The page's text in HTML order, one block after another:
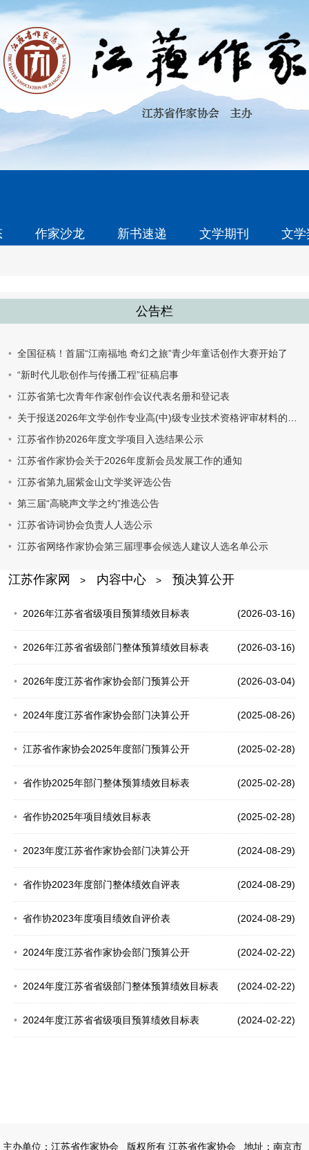
作家沙龙 新书速递 文学期刊 文
公告栏
全国征稿！首届“江南福地 奇幻之旅”青少年童话创作大赛开始了
“新时代儿歌创作与传播工程”征稿启事
江苏省第七次青年作家创作会议代表名册和登记表
关于报送2026年文学创作专业高(中)级专业技术资格评审材料的通知
江苏省作协2026年度文学项目入选结果公示
江苏省作家协会关于2026年度新会员发展工作的通知
江苏省第九届紫金山文学奖评选公告
第三届“高晓声文学之约”推选公告
江苏省诗词协会负责人人选公示
江苏省网络作家协会第三届理事会候选人建议人选名单公示
江苏作家网 > 内容中心 > 预决算公开
(2026-03-16)
2026年江苏省省级项目预算绩效目标表
(2026-03-16)
2026年江苏省省级部门整体预算绩效目标表
(2026-03-04)
2026年度江苏省作家协会部门预算公开
(2025-08-26)
2024年度江苏省作家协会部门决算公开
(2025-02-28)
江苏省作家协会2025年度部门预算公开
(2025-02-28)
省作协2025年部门整体预算绩效目标表
(2025-02-28)
省作协2025年项目绩效目标表
(2024-08-29)
2023年度江苏省作家协会部门决算公开
(2024-08-29)
省作协2023年度部门整体绩效自评表
(2024-08-29)
省作协2023年度项目绩效自评价表
(2024-02-22)
2024年度江苏省作家协会部门预算公开
(2024-02-22)
2024年度江苏省省级部门整体预算绩效目标表
(2024-02-22)
2024年度江苏省省级项目预算绩效目标表
主办单位：江苏省作家协会 版权所有 江苏省作家协会
地址：南京市